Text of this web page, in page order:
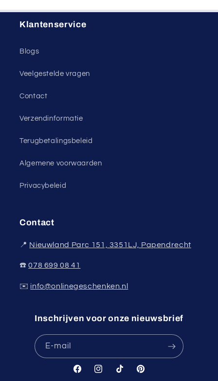
Klantenservice
Blogs
Veelgestelde vragen
Contact
Verzendinformatie
Terugbetalingsbeleid
Algemene voorwaarden
Privacybeleid
Contact
📍 Nieuwland Parc 151, 3351LJ, Papendrecht
☎️078 699 08 41
✉️ info@onlinegeschenken.nl
Inschrijven voor onze nieuwsbrief
E‑mail
FacebookInstagram
TikTok Pinterest